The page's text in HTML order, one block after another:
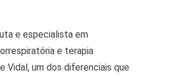
e especialista em
e terapia
Vidal, um dos diferenciais que